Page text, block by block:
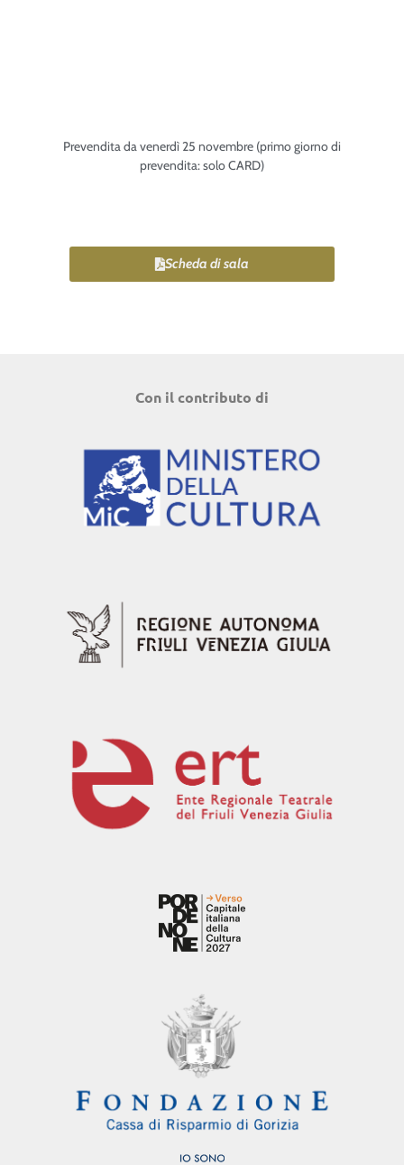
Prevendita da venerdì 25 novembre (primo giorno di
prevendita: solo CARD)
Scheda di sala
Con il contributo di